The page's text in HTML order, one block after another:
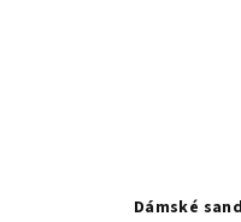
Dámské